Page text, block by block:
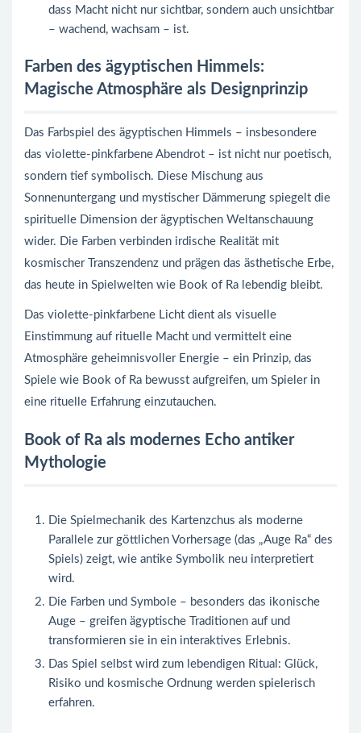
dass Macht nicht nur sichtbar, sondern auch unsichtbar
– wachend, wachsam – ist.
Farben des ägyptischen Himmels:
Magische Atmosphäre als Designprinzip
Das Farbspiel des ägyptischen Himmels – insbesondere
das violette-pinkfarbene Abendrot – ist nicht nur poetisch,
sondern tief symbolisch. Diese Mischung aus
Sonnenuntergang und mystischer Dämmerung spiegelt die
spirituelle Dimension der ägyptischen Weltanschauung
wider. Die Farben verbinden irdische Realität mit
kosmischer Transzendenz und prägen das ästhetische Erbe,
das heute in Spielwelten wie Book of Ra lebendig bleibt.
Das violette-pinkfarbene Licht dient als visuelle
Einstimmung auf rituelle Macht und vermittelt eine
Atmosphäre geheimnisvoller Energie – ein Prinzip, das
Spiele wie Book of Ra bewusst aufgreifen, um Spieler in
eine rituelle Erfahrung einzutauchen.
Book of Ra als modernes Echo antiker
Mythologie
Die Spielmechanik des Kartenzchus als moderne
Parallele zur göttlichen Vorhersage (das „Auge Ra“ des
Spiels) zeigt, wie antike Symbolik neu interpretiert
wird.
Die Farben und Symbole – besonders das ikonische
Auge – greifen ägyptische Traditionen auf und
transformieren sie in ein interaktives Erlebnis.
Das Spiel selbst wird zum lebendigen Ritual: Glück,
Risiko und kosmische Ordnung werden spielerisch
erfahren.